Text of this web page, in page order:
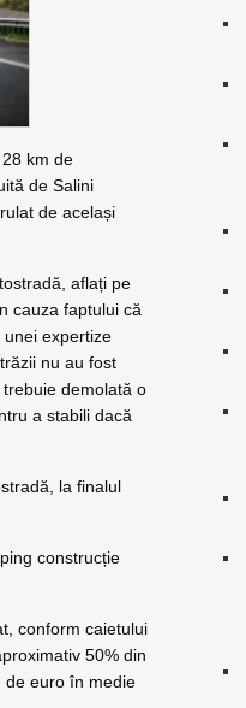
km de
de Salini
de același
aflați pe
cauza faptului că
expertize
nu au fost
demolată o
a stabili dacă
la finalul
construcție
conform caietului
50% din
de euro în medie